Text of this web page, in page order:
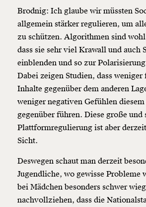
Brodnig: Ich glaube wir müssten
allgemein stärker regulieren, um
zu schützen. Algorithmen sind
dass sie sehr viel Krawall und auch
einblenden und so zur
Dabei zeigen Studien, dass
Inhalte gegenüber dem anderen
weniger negativen Gefühlen diesem
gegenüber führen. Diese große und
Plattformregulierung ist aber
Sicht.
Deswegen schaut man derzeit
Jugendliche, wo gewisse Probleme
bei Mädchen besonders schwer
nachvollziehen, dass die